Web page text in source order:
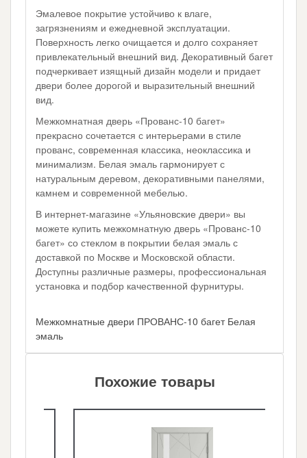
Эмалевое покрытие устойчиво к влаге,
загрязнениям и ежедневной эксплуатации.
Поверхность легко очищается и долго сохраняет
привлекательный внешний вид. Декоративный багет
подчеркивает изящный дизайн модели и придает
двери более дорогой и выразительный внешний
вид.
Межкомнатная дверь «Прованс-10 багет»
прекрасно сочетается с интерьерами в стиле
прованс, современная классика, неоклассика и
минимализм. Белая эмаль гармонирует с
натуральным деревом, декоративными панелями,
камнем и современной мебелью.
В интернет-магазине «Ульяновские двери» вы
можете купить межкомнатную дверь «Прованс-10
багет» со стеклом в покрытии белая эмаль с
доставкой по Москве и Московской области.
Доступны различные размеры, профессиональная
установка и подбор качественной фурнитуры.
Межкомнатные двери ПРОВАНС-10 багет Белая
эмаль
Похожие товары